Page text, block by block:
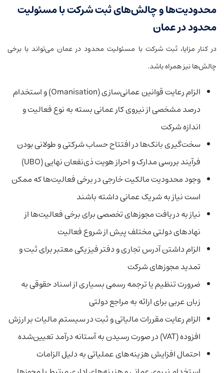
محدودیت‌ها و چالش‌های ثبت شرکت با مسئولیت
محدود در عمان
در کنار مزایا، ثبت شرکت با مسئولیت محدود در عمان می‌تواند با برخی
چالش‌ها نیز همراه باشد.
الزام رعایت قوانین عمانی‌سازی (Omanisation) و استخدام
درصد مشخصی از نیروی کار عمانی بسته به نوع فعالیت و
اندازه شرکت
سخت‌گیری بانک‌ها در افتتاح حساب شرکتی و طولانی بودن
فرآیند بررسی مدارک و احراز هویت ذی‌نفعان نهایی (UBO)
وجود محدودیت مالکیت خارجی در برخی فعالیت‌ها که ممکن
است نیاز به شریک عمانی داشته باشند
نیاز به دریافت مجوزهای تخصصی برای برخی فعالیت‌ها از
نهادهای دولتی مختلف پیش از شروع فعالیت
الزام داشتن آدرس تجاری و دفتر فیزیکی معتبر برای ثبت و
تمدید مجوزهای شرکت
ضرورت تنظیم یا ترجمه رسمی بسیاری از اسناد حقوقی به
زبان عربی برای ارائه به مراجع دولتی
الزام رعایت مقررات مالیاتی و ثبت در سیستم مالیات بر ارزش
افزوده (VAT) در صورت رسیدن به آستانه درآمد تعیین‌شده
احتمال افزایش هزینه‌های عملیاتی به دلیل الزامات